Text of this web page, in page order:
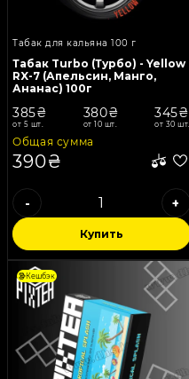
Табак для кальяна 100 г
Табак Turbo (Турбо) - Yellow
RX-7 (Апельсин, Манго,
Ананас) 100г
385₴
от 5 шт.
380₴
от 10 шт.
345₴
от 30 шт.
Общая сумма
390₴
- +
Купить
Кешбэк